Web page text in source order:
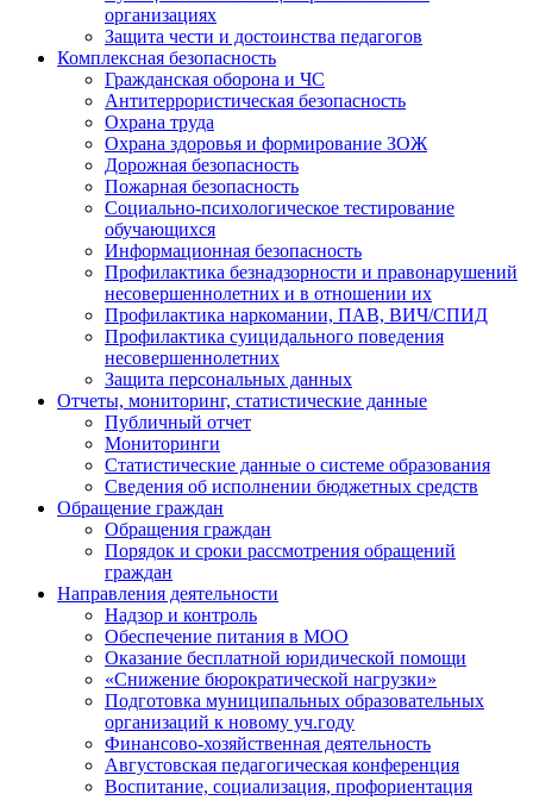
организациях
Защита чести и достоинства педагогов
Комплексная безопасность
Гражданская оборона и ЧС
Антитеррористическая безопасность
Охрана труда
Охрана здоровья и формирование ЗОЖ
Дорожная безопасность
Пожарная безопасность
Социально-психологическое тестирование
обучающихся
Информационная безопасность
Профилактика безнадзорности и правонарушений
несовершеннолетних и в отношении их
Профилактика наркомании, ПАВ, ВИЧ/СПИД
Профилактика суицидального поведения
несовершеннолетних
Защита персональных данных
Отчеты, мониторинг, статистические данные
Публичный отчет
Мониторинги
Статистические данные о системе образования
Сведения об исполнении бюджетных средств
Обращение граждан
Обращения граждан
Порядок и сроки рассмотрения обращений
граждан
Направления деятельности
Надзор и контроль
Обеспечение питания в МОО
Оказание бесплатной юридической помощи
«Снижение бюрократической нагрузки»
Подготовка муниципальных образовательных
организаций к новому уч.году
Финансово-хозяйственная деятельность
Августовская педагогическая конференция
Воспитание, социализация, профориентация